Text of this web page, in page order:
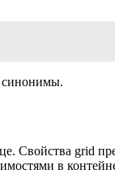
синонимы.
Свойства grid
в